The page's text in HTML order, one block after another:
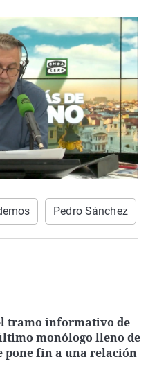
Pedro Sánchez
tramo informativo de
monólogo lleno de
pone fin a una relación